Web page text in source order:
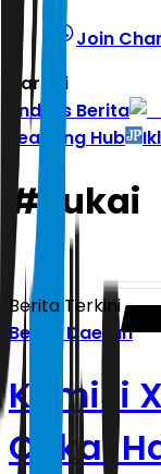
Join
Hari ini
Indeks Berita
Learning Hub
# cukai
Berita Terkini
Berita Daerah
Komisi
Cukai